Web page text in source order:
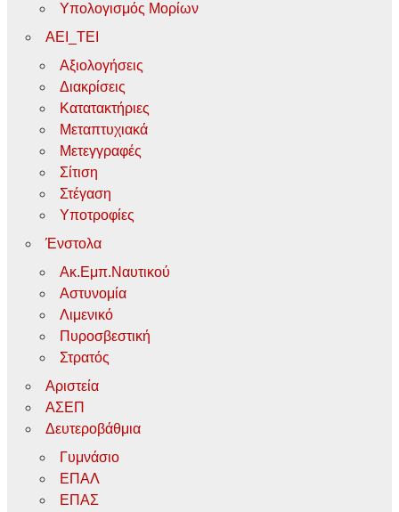
Υπολογισμός Μορίων
ΑΕΙ_ΤΕΙ
Αξιολογήσεις
Διακρίσεις
Κατατακτήριες
Μεταπτυχιακά
Μετεγγραφές
Σίτιση
Στέγαση
Υποτροφίες
Ένστολα
Ακ.Εμπ.Ναυτικού
Αστυνομία
Λιμενικό
Πυροσβεστική
Στρατός
Αριστεία
ΑΣΕΠ
Δευτεροβάθμια
Γυμνάσιο
ΕΠΑΛ
ΕΠΑΣ